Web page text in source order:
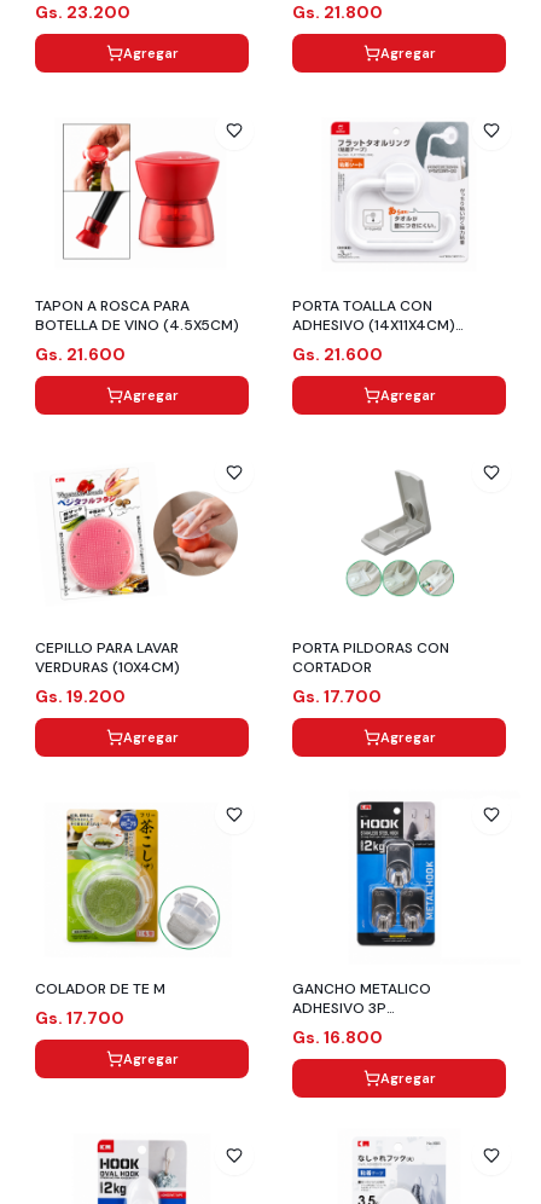
Gs. 23.200
Agregar
Gs. 21.800
Agregar
TAPON A ROSCA PARA
BOTELLA DE VINO (4.5X5CM)
Gs. 21.600
Agregar
PORTA TOALLA CON
ADHESIVO (14X11X4CM)
BLANCO
Gs. 21.600
Agregar
CEPILLO PARA LAVAR
VERDURAS (10X4CM)
Gs. 19.200
Agregar
PORTA PILDORAS CON
CORTADOR
Gs. 17.700
Agregar
COLADOR DE TE M
Gs. 17.700
Agregar
GANCHO METALICO
ADHESIVO 3P
(3X6X2.5CM/HASTA 2KG)
Gs. 16.800
Agregar